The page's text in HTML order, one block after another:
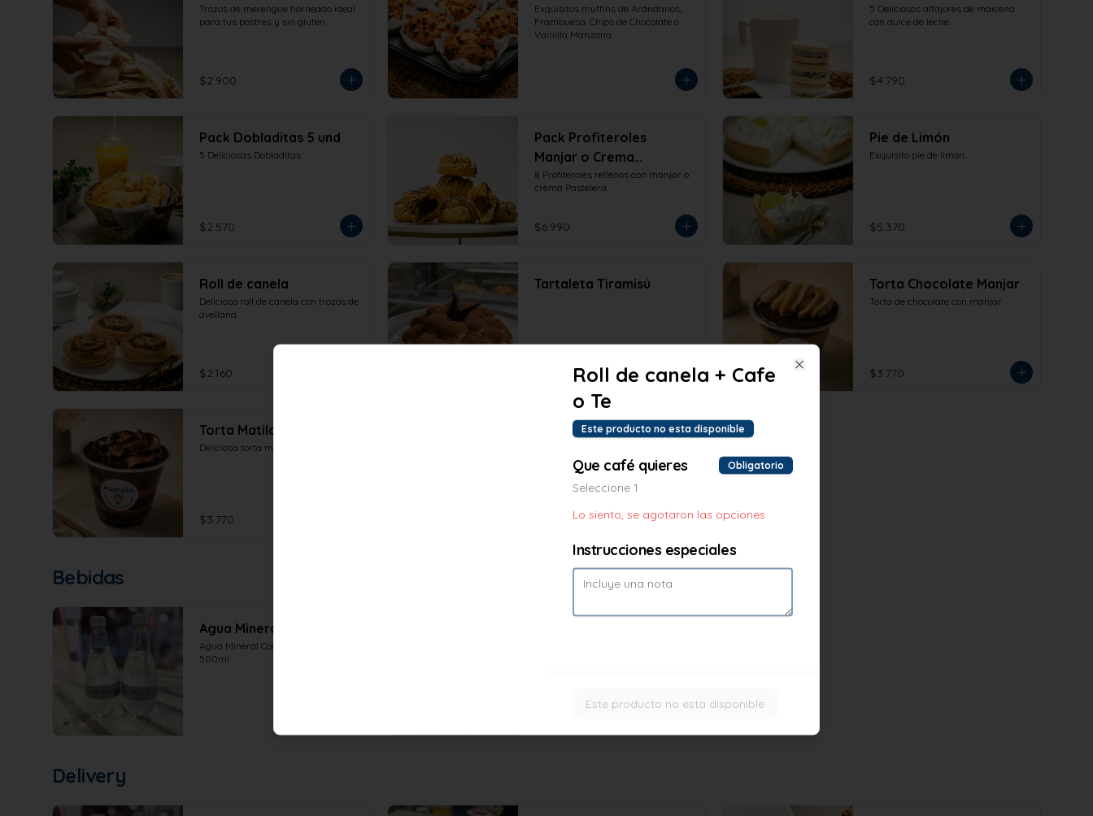
Trozos de merengue horneado ideal
para tus postres y sin gluten
$2.900
Exquisitos muffins de Arándanos,
Frambuesa, Chips de Chocolate o
Vainilla Manzana.
5 Deliciosos alfajores de maicena
con dulce de leche.
$4.790
Pack Dobladitas 5 und
5 Deliciosas Dobladitas
$2.570
Pack Profiteroles
Manjar o Crema
Pastelera 8 und
8 Profiteroles rellenos con manjar o
crema Pastelera.
$6.990
Pie de Limón
Exquisito pie de limón.
$5.370
Roll de canela
Delicioso roll de canela con trozos de
avellana.
$2.160
Tartaleta Tiramisú Torta Chocolate Manjar
Torta de chocolate con manjar
$3.770
Torta Matilda
Deliciosa torta matilda.
$3.770
Bebidas
Agua Mineral $2.050.-
Agua Mineral Con y sin Gas Formato
500ml
Delivery
Roll de canela + Cafe
o Te
Este producto no esta disponible
Que café quieres Obligatorio
Seleccione 1
Lo siento, se agotaron las opciones
Instrucciones especiales
Este producto no esta disponible